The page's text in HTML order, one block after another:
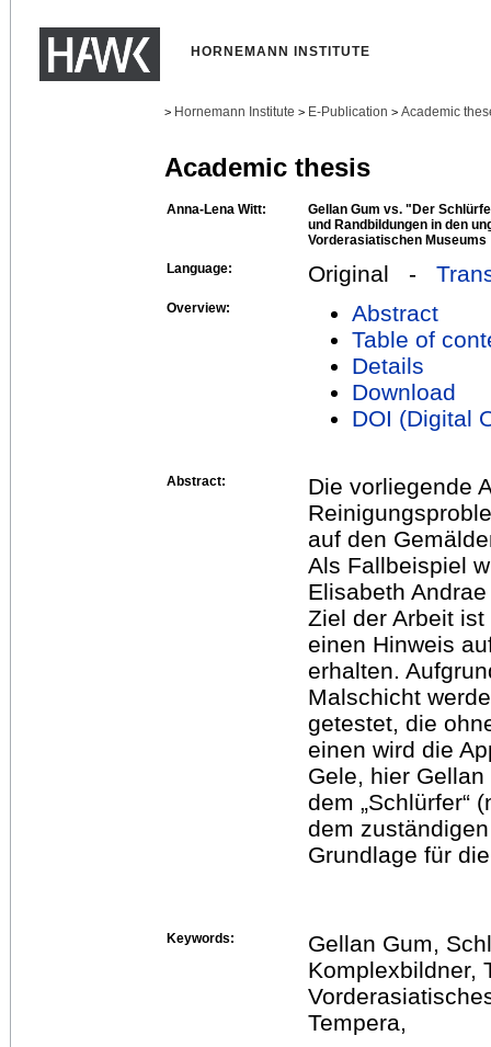
HORNEMANN INSTITUTE
> Hornemann Institute > E-Publication > Academic
Academic thesis
Anna-Lena Witt:
Gellan Gum vs. "Der
und Randbildungen in den
Vorderasiatischen Museums
Language:
Original -
Overview:
Abstract
Table of
Details
Download
DOI (Digital
Abstract:
Die vorliegende
auf den
Als Fallbeispiel
Elisabeth
Ziel der Arbeit
einen Hinweis
erhalten.
Malschicht
getestet, die
einen wird die
Gele, hier
dem „Schlürfer“
dem
Grundlage für
Keywords:
Gellan Gum,
Komplexbildner,
Tempera,